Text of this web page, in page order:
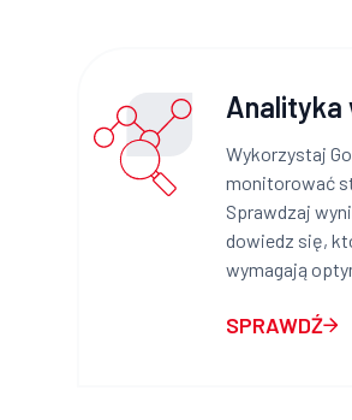
Analityka
Wykorzystaj
monitorować
Sprawdzaj
dowiedz się,
wymagają
SPRAWDŹ